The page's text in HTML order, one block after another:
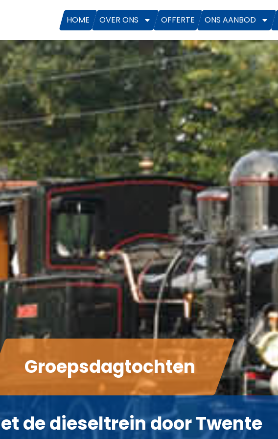
HOME OVER ONS OFFERTE ONS AANBOD
Groepsdagtochten
de dieseltrein door Twente